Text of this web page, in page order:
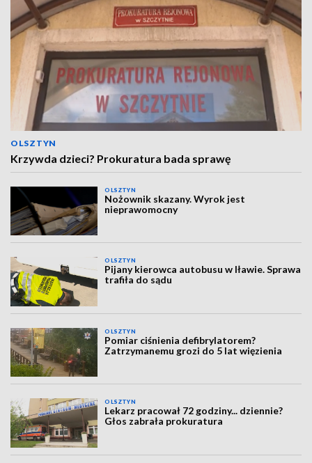
OLSZTYN
Krzywda dzieci? Prokuratura bada sprawę
OLSZTYN
Nożownik skazany. Wyrok jest
nieprawomocny
OLSZTYN
Pijany kierowca autobusu w Iławie. Sprawa
trafiła do sądu
OLSZTYN
Pomiar ciśnienia defibrylatorem?
Zatrzymanemu grozi do 5 lat więzienia
OLSZTYN
Lekarz pracował 72 godziny... dziennie?
Głos zabrała prokuratura